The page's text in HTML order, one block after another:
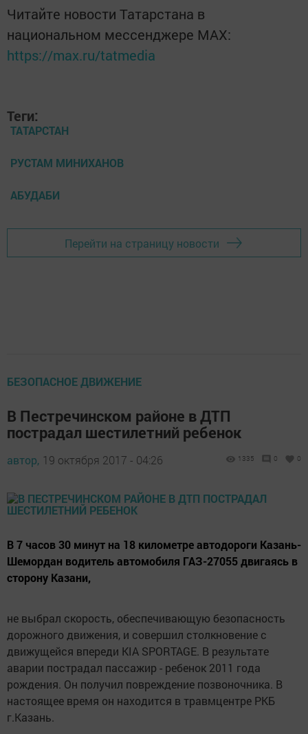
Читайте новости Татарстана в
национальном мессенджере MАХ:
https://max.ru/tatmedia
Теги:
ТАТАРСТАН
РУСТАМ МИНИХАНОВ
АБУДАБИ
Перейти на страницу новости
БЕЗОПАСНОЕ ДВИЖЕНИЕ
В Пестречинском районе в ДТП
пострадал шестилетний ребенок
автор, 19 октября 2017 - 04:26 1335 0 0
В 7 часов 30 минут на 18 километре автодороги Казань-
Шемордан водитель автомобиля ГАЗ-27055 двигаясь в
сторону Казани,
не выбрал скорость, обеспечивающую безопасность
дорожного движения, и совершил столкновение с
движущейся впереди KIA SPORTAGE. В результате
аварии пострадал пассажир - ребенок 2011 года
рождения. Он получил повреждение позвоночника. В
настоящее время он находится в травмцентре РКБ
г.Казань.